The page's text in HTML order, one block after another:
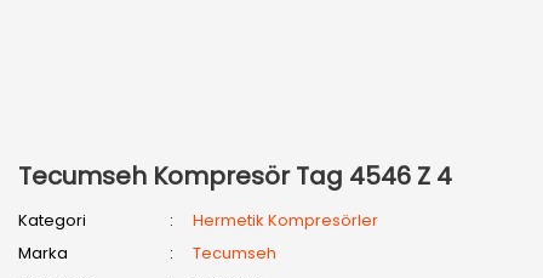
Tecumseh Kompresör Tag 4546 Z 4
Kategori
Hermetik Kompresörler
Marka
Tecumseh